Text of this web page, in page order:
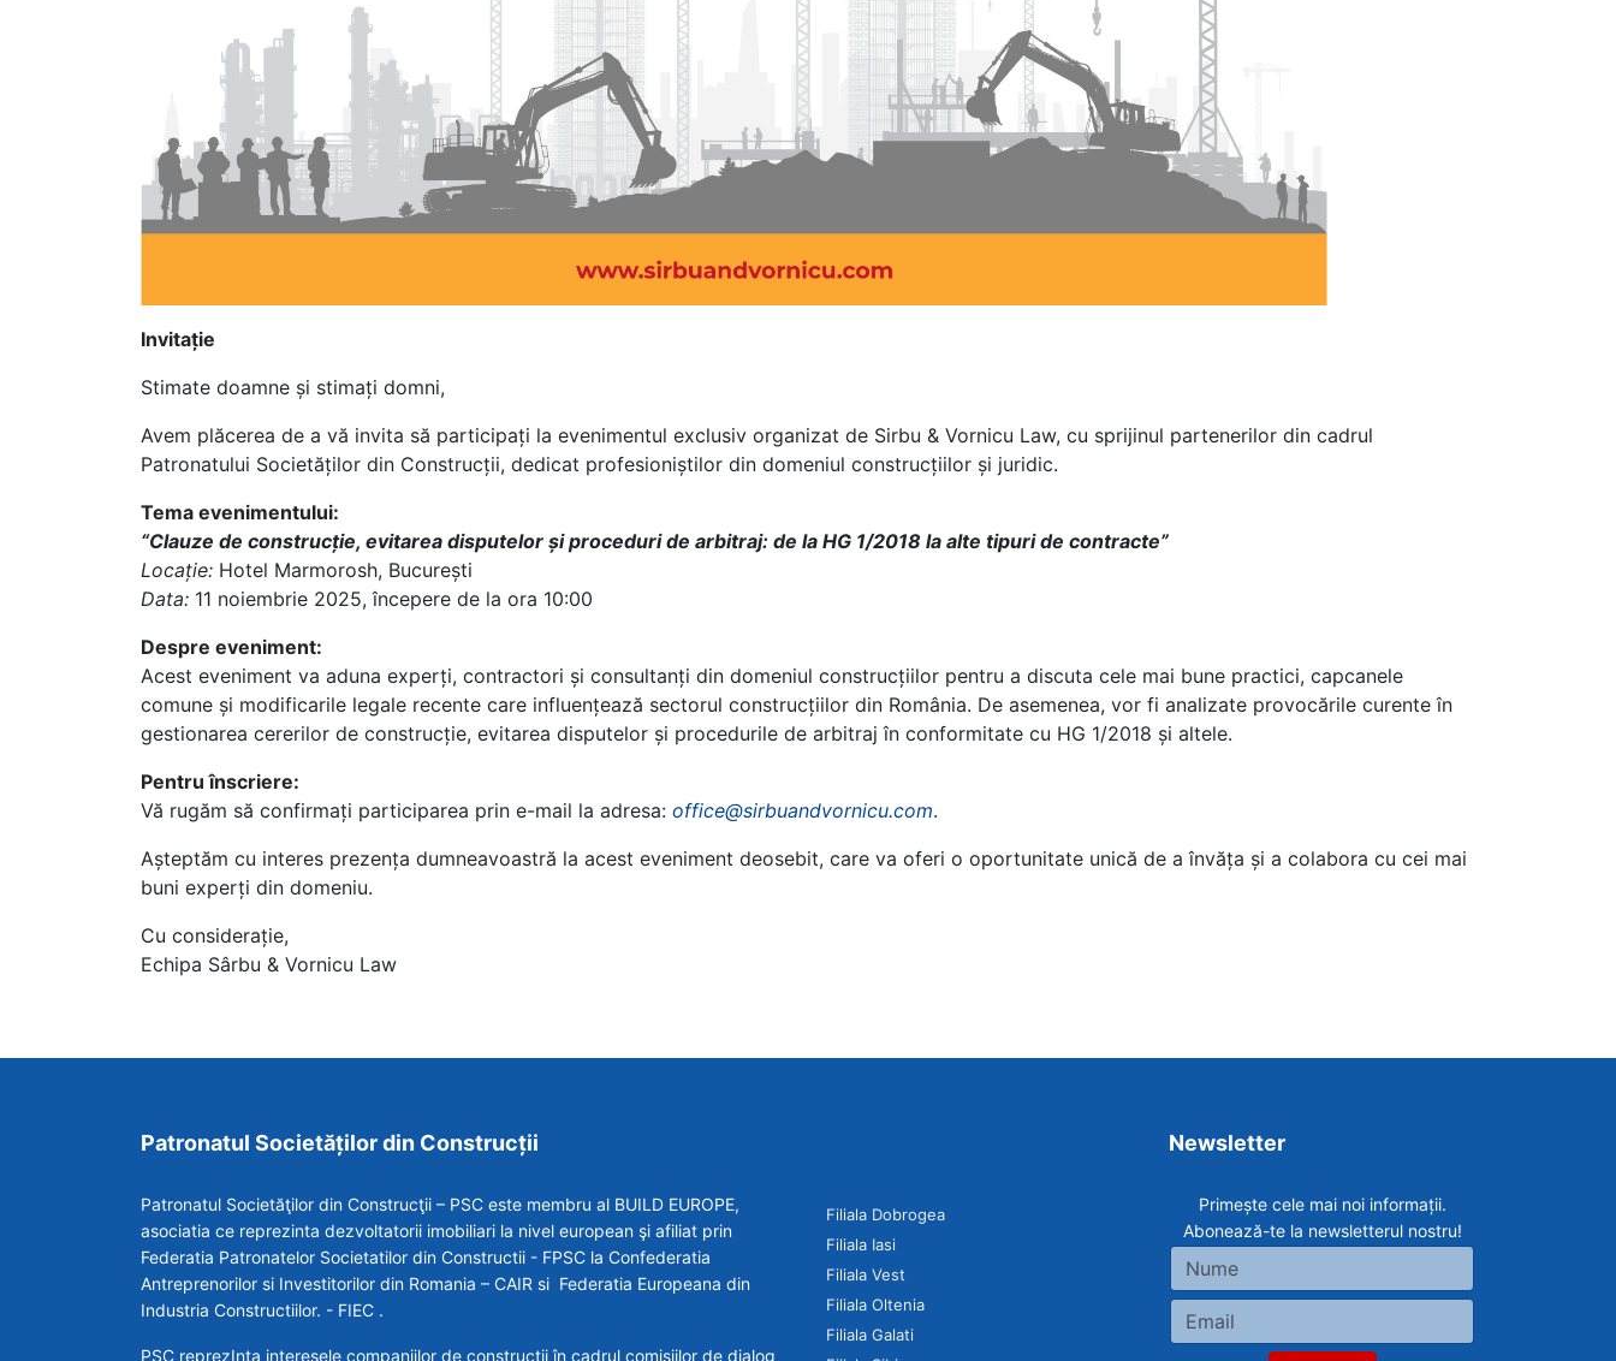
Invitație
Stimate doamne și stimați domni,
Avem plăcerea de a vă invita să participați la evenimentul exclusiv organizat de Sirbu & Vornicu Law, cu sprijinul partenerilor din cadrul
Patronatului Societăților din Construcții, dedicat profesioniștilor din domeniul construcțiilor și juridic.
Tema evenimentului:
“Clauze de construcție, evitarea disputelor și proceduri de arbitraj: de la HG 1/2018 la alte tipuri de contracte”
Locație: Hotel Marmorosh, București
Data: 11 noiembrie 2025, începere de la ora 10:00
Despre eveniment:
Acest eveniment va aduna experți, contractori și consultanți din domeniul construcțiilor pentru a discuta cele mai bune practici, capcanele
comune și modificarile legale recente care influențează sectorul construcțiilor din România. De asemenea, vor fi analizate provocările curente în
gestionarea cererilor de construcție, evitarea disputelor și procedurile de arbitraj în conformitate cu HG 1/2018 și altele.
Pentru înscriere:
Vă rugăm să confirmați participarea prin e-mail la adresa: office@sirbuandvornicu.com.
Așteptăm cu interes prezența dumneavoastră la acest eveniment deosebit, care va oferi o oportunitate unică de a învăța și a colabora cu cei mai
buni experți din domeniu.
Cu considerație,
Echipa Sârbu & Vornicu Law
Patronatul Societăților din Construcții
Patronatul Societăţilor din Construcţii – PSC este membru al BUILD EUROPE,
asociatia ce reprezinta dezvoltatorii imobiliari la nivel european şi afiliat prin
Federatia Patronatelor Societatilor din Constructii - FPSC la Confederatia
Antreprenorilor si Investitorilor din Romania – CAIR si Federatia Europeana din
Industria Constructiilor. - FIEC .
PSC reprezInta interesele companiilor de constructii în cadrul comisiilor de dialog
Filiala Dobrogea
Filiala Iasi
Filiala Vest
Filiala Oltenia
Filiala Galati
Newsletter
Primește cele mai noi informații.
Abonează-te la newsletterul nostru!